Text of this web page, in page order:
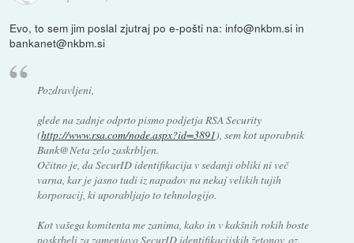
Evo, to sem jim poslal zjutraj po e-pošti na: info@nkbm.si in
bankanet@nkbm.si
Pozdravljeni,
glede na zadnje odprto pismo podjetja RSA Security
(http://www.rsa.com/node.aspx?id=3891), sem kot uporabnik
Bank@Neta zelo zaskrbljen.
Očitno je, da SecurID identifikacija v sedanji obliki ni več
varna, kar je jasno tudi iz napadov na nekaj velikih tujih
korporacij, ki uporabljajo to tehnologijo.
Kot vašega komitenta me zanima, kako in v kakšnih rokih boste
poskrbeli za zamenjavo SecurID identifikacijskih žetonov, oz.